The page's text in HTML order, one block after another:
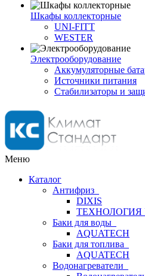
Шкафы коллекторные
UNI-FITT
WESTER
Электрооборудование
Аккумуляторные
Источники питания
Стабилизаторы и
Меню
Каталог
Антифриз
DIXIS
ТЕХНОЛОГИЯ
Баки для воды
AQUATECH
Баки для топлива
AQUATECH
Водонагреватели